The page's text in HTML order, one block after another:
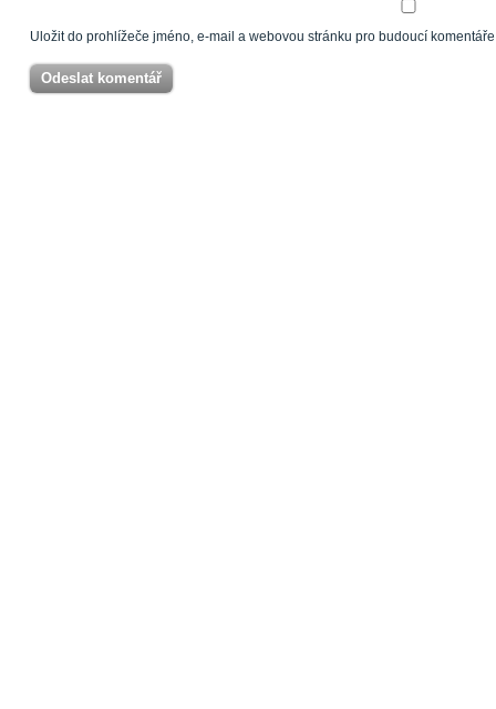
Uložit do prohlížeče jméno, e-mail a webovou stránku pro budoucí